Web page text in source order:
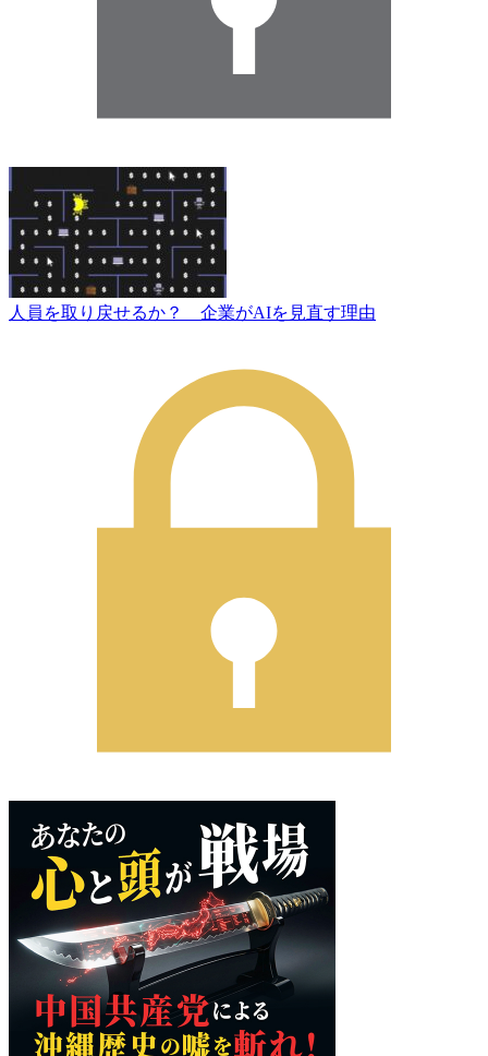
人員を取り戻せるか？ 企業がAIを見直す理由